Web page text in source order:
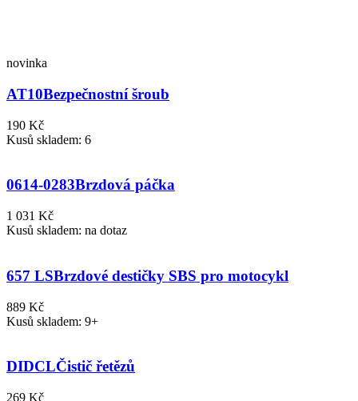
novinka
AT10Bezpečnostní šroub
190 Kč
Kusů skladem: 6
0614-0283Brzdová páčka
1 031 Kč
Kusů skladem: na dotaz
657 LSBrzdové destičky SBS pro motocykl
889 Kč
Kusů skladem: 9+
DIDCLČistič řetězů
269 Kč